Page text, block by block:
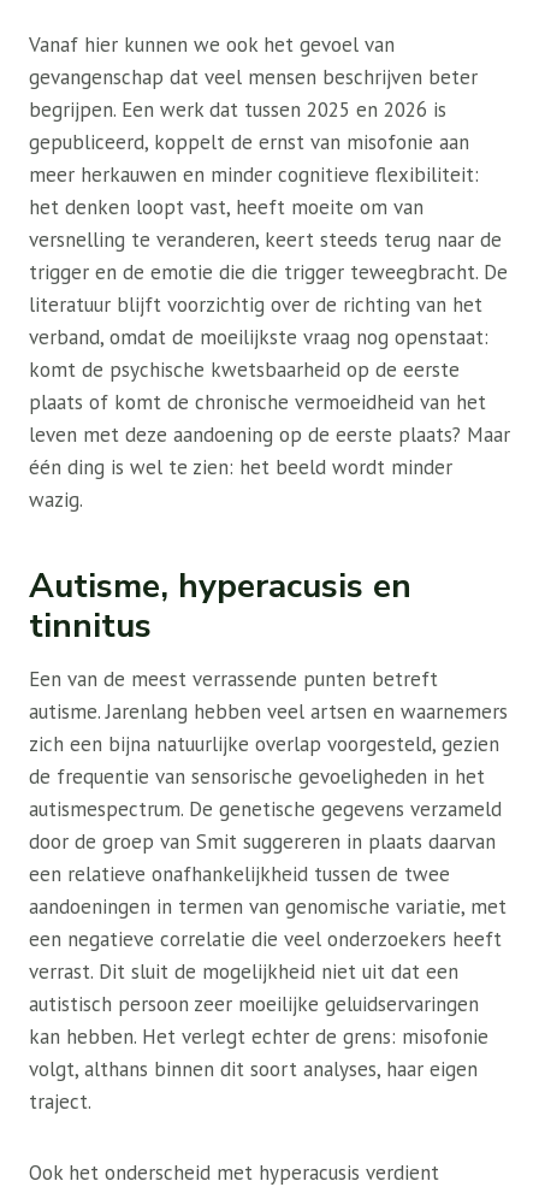
Vanaf hier kunnen we ook het gevoel van
gevangenschap dat veel mensen beschrijven beter
begrijpen. Een werk dat tussen 2025 en 2026 is
gepubliceerd, koppelt de ernst van misofonie aan
meer herkauwen en minder cognitieve flexibiliteit:
het denken loopt vast, heeft moeite om van
versnelling te veranderen, keert steeds terug naar de
trigger en de emotie die die trigger teweegbracht. De
literatuur blijft voorzichtig over de richting van het
verband, omdat de moeilijkste vraag nog openstaat:
komt de psychische kwetsbaarheid op de eerste
plaats of komt de chronische vermoeidheid van het
leven met deze aandoening op de eerste plaats? Maar
één ding is wel te zien: het beeld wordt minder
wazig.
Autisme, hyperacusis en
tinnitus
Een van de meest verrassende punten betreft
autisme. Jarenlang hebben veel artsen en waarnemers
zich een bijna natuurlijke overlap voorgesteld, gezien
de frequentie van sensorische gevoeligheden in het
autismespectrum. De genetische gegevens verzameld
door de groep van Smit suggereren in plaats daarvan
een relatieve onafhankelijkheid tussen de twee
aandoeningen in termen van genomische variatie, met
een negatieve correlatie die veel onderzoekers heeft
verrast. Dit sluit de mogelijkheid niet uit dat een
autistisch persoon zeer moeilijke geluidservaringen
kan hebben. Het verlegt echter de grens: misofonie
volgt, althans binnen dit soort analyses, haar eigen
traject.
Ook het onderscheid met hyperacusis verdient